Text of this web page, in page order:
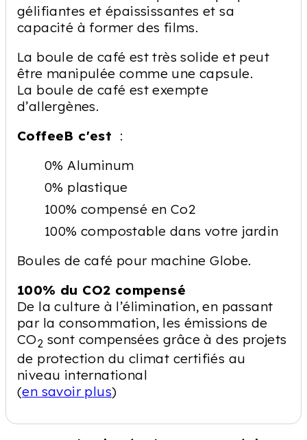
gélifiantes et épaississantes et sa
capacité à former des films.
La boule de café est très solide et peut
être manipulée comme une capsule.
La boule de café est exempte
d’allergènes.
CoffeeB c'est :
0% Aluminum
0% plastique
100% compensé en Co2
100% compostable dans votre jardin
Boules de café pour machine Globe.
100% du CO2 compensé
De la culture à l’élimination, en passant
par la consommation, les émissions de
CO2 sont compensées grâce à des projets
de protection du climat certifiés au
niveau international
(en savoir plus)